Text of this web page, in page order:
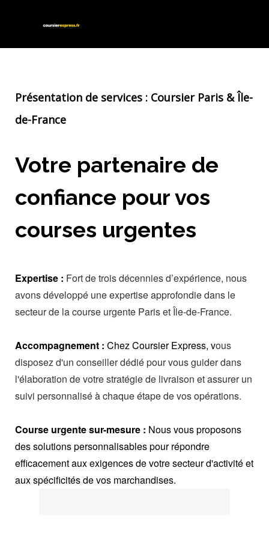
Présentation de services : Coursier Paris & Île-
de-France
Votre partenaire de
confiance pour vos
courses urgentes
Expertise : Fort de trois décennies d’expérience, nous
avons développé une expertise approfondie dans le
secteur de la course urgente Paris et Île-de-France.
Accompagnement : Chez Coursier Express, vous
disposez d'un conseiller dédié pour vous guider dans
l'élaboration de votre stratégie de livraison et assurer un
suivi personnalisé à chaque étape de vos opérations.
Course urgente sur-mesure : Nous vous proposons
des solutions personnalisables pour répondre
efficacement aux exigences de votre secteur d'activité et
aux spécificités de vos marchandises.